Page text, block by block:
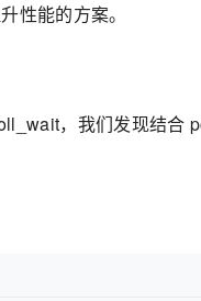
性能的方案。
，我们发现结合